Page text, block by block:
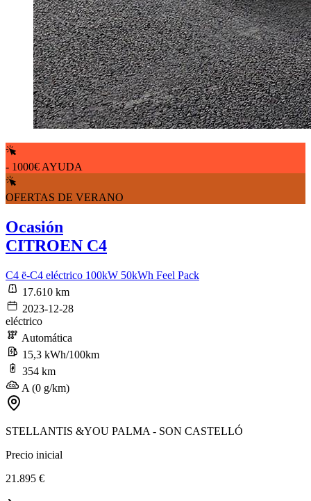
- 1000€ AYUDA
OFERTAS DE VERANO
Ocasión
CITROEN C4
C4 ë-C4 eléctrico 100kW 50kWh Feel Pack
17.610 km
2023-12-28
eléctrico
Automática
15,3 kWh/100km
354 km
A (0 g/km)
STELLANTIS &YOU PALMA - SON CASTELLÓ
Precio inicial
21.895 €